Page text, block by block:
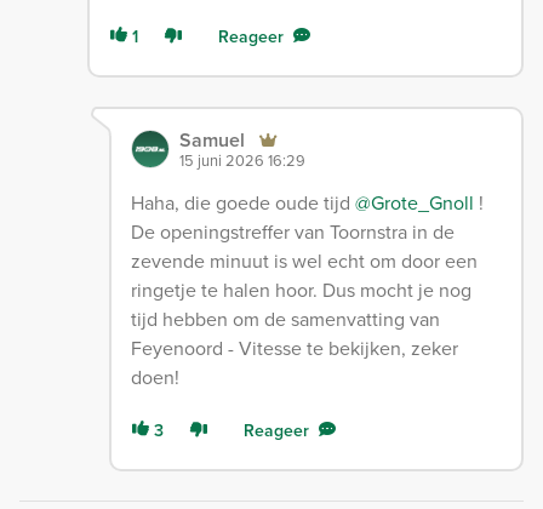
1 Reageer
Samuel
15 juni 2026 16:29
Haha, die goede oude tijd@Grote_Gnoll !
De openingstreffer van Toornstra in de
zevende minuut is wel echt om door een
ringetje te halen hoor. Dus mocht je nog
tijd hebben om de samenvatting van
Feyenoord - Vitesse te bekijken, zeker
doen!
3 Reageer